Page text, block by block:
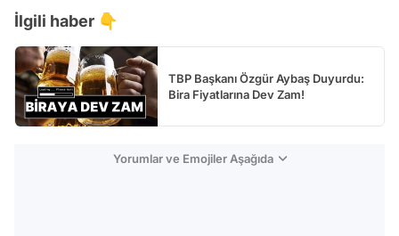
İlgili haber 👇
TBP Başkanı Özgür Aybaş Duyurdu:
Bira Fiyatlarına Dev Zam!
Yorumlar ve Emojiler Aşağıda